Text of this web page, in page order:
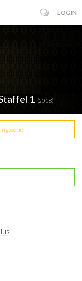
LOGIN
1 (2018)